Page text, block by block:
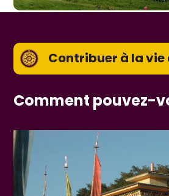
Contribuer à la vie
Comment pouvez-